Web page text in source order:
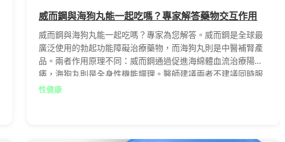
威而鋼與海狗丸能一起吃嗎？專家解答藥物交互作用
威而鋼與海狗丸能一起吃嗎？專家為您解答。威而鋼是全球最
廣泛使用的勃起功能障礙治療藥物，而海狗丸則是中醫補腎產
品。兩者作用原理不同：威而鋼通過促進海綿體血流治療陽
痿，海狗丸則是全身性機能調理。醫師建議兩者不建議同時服
用，以免產生不良反應或相互抵銷效果。
性健康